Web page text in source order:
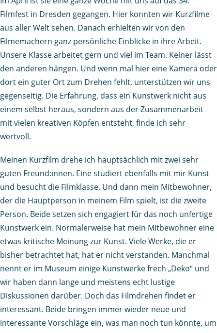
Filmfest in Dresden gegangen. Hier konnten wir Kurzfilme
aus aller Welt sehen. Danach erhielten wir von den
Filmemachern ganz persönliche Einblicke in ihre Arbeit.
Unsere Klasse arbeitet gern und viel im Team. Keiner lässt
den anderen hängen. Und wenn mal hier eine Kamera oder
dort ein guter Ort zum Drehen fehlt, unterstützen wir uns
gegenseitig. Die Erfahrung, dass ein Kunstwerk nicht aus
einem selbst heraus, sondern aus der Zusammenarbeit
mit vielen kreativen Köpfen entsteht, finde ich sehr
wertvoll.
Meinen Kurzfilm drehe ich hauptsächlich mit zwei sehr
guten Freund:innen. Eine studiert ebenfalls mit mir Kunst
und besucht die Filmklasse. Und dann mein Mitbewohner,
der die Hauptperson in meinem Film spielt, ist die zweite
Person. Beide setzen sich engagiert für das noch unfertige
Kunstwerk ein. Normalerweise hat mein Mitbewohner eine
etwas kritische Meinung zur Kunst. Viele Werke, die er
bisher betrachtet hat, hat er nicht verstanden. Manchmal
nennt er im Museum einige Kunstwerke frech „Deko“ und
wir haben dann lange und meistens echt lustige
Diskussionen darüber. Doch das Filmdrehen findet er
interessant. Beide bringen immer wieder neue und
interessante Vorschläge ein, was man noch tun könnte, um